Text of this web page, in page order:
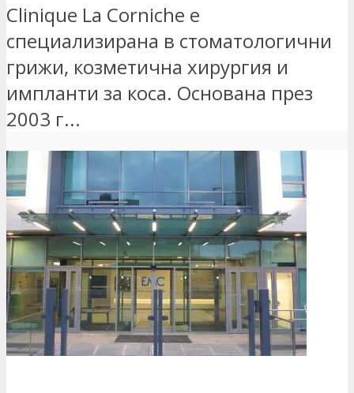
Clinique La Corniche е
специализирана в стоматологични
грижи, козметична хирургия и
импланти за коса. Основана през
2003 г...